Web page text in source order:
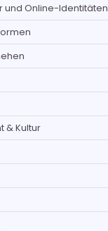
und Online-Identitäten
& Kultur